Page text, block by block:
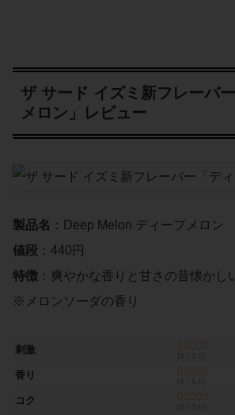
ザ サード イズミ新フレーバ
メロン」レビュー
製品名 ：Deep Melon ディープメロン
値段 ：440円
特徴 ：爽やかな香りと甘さの昔懐かし
※メロンソーダの香り
刺激
香り
コク